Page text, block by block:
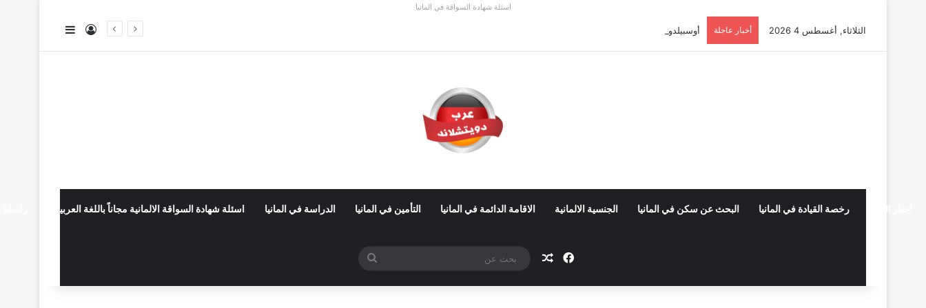
اسئلة شهادة السواقة في المانيا
الثلاثاء, أغسطس 4 2026 أخبار عاجلة أوسبيلدونغ تبريد مراكز البيانات في ألمانيا 2026: الأجور والشروط تسجيل الدخول
رخصة القيادة في المانيا البحث عن سكن في المانيا الجنسية الالمانية الاقامة الدائمة في المانيا التأمين في المانيا الدراسة في المانيا اسئلة شهادة السواقة الالمانية مجاناً باللغة العربية
فيسبوكمقال عشوائي